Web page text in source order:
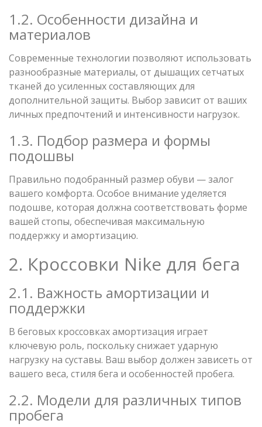
1.2. Особенности дизайна и
материалов
Современные технологии позволяют использовать
разнообразные материалы, от дышащих сетчатых
тканей до усиленных составляющих для
дополнительной защиты. Выбор зависит от ваших
личных предпочтений и интенсивности нагрузок.
1.3. Подбор размера и формы
подошвы
Правильно подобранный размер обуви — залог
вашего комфорта. Особое внимание уделяется
подошве, которая должна соответствовать форме
вашей стопы, обеспечивая максимальную
поддержку и амортизацию.
2. Кроссовки Nike для бега
2.1. Важность амортизации и
поддержки
В беговых кроссовках амортизация играет
ключевую роль, поскольку снижает ударную
нагрузку на суставы. Ваш выбор должен зависеть от
вашего веса, стиля бега и особенностей пробега.
2.2. Модели для различных типов
пробега